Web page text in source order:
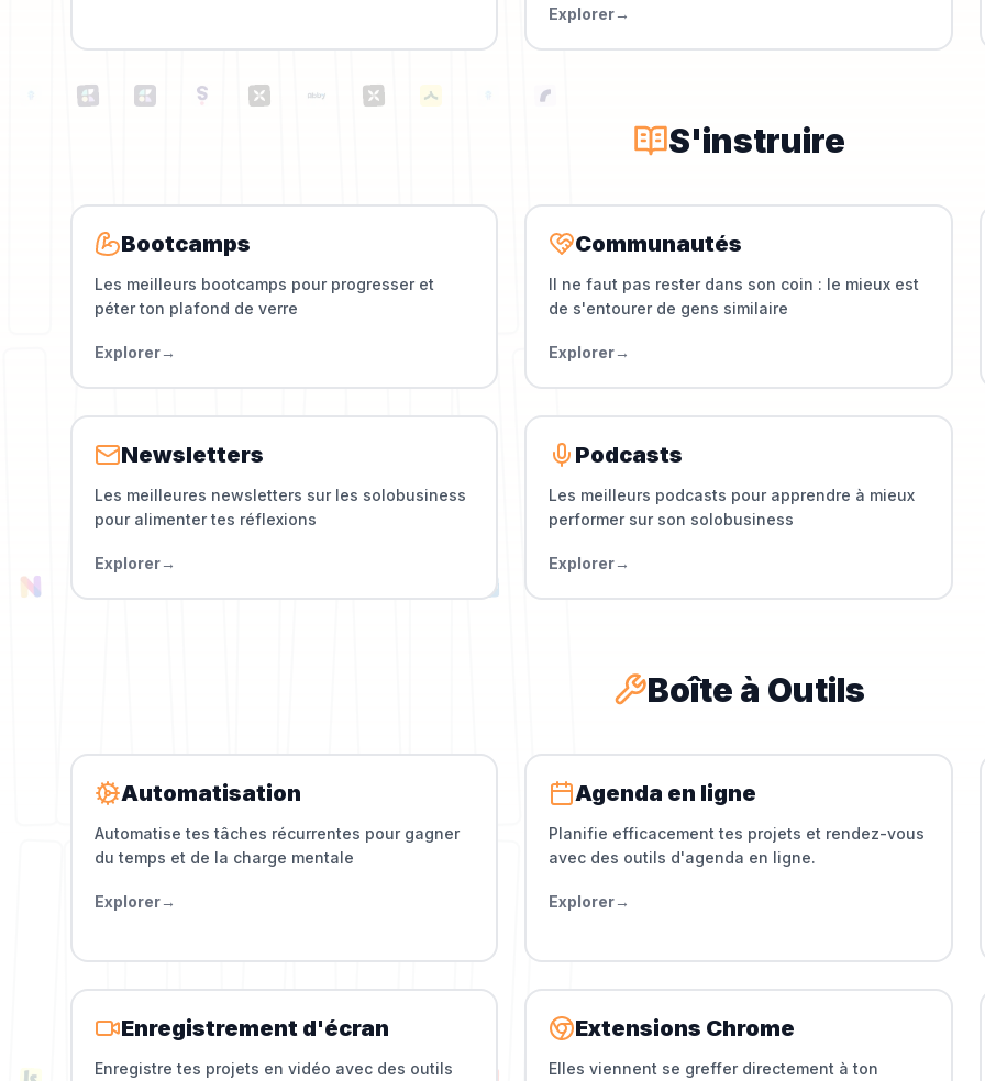
Explorer→
S'instruire
Bootcamps
Les meilleurs bootcamps pour progresser et
péter ton plafond de verre
Explorer→
Communautés
Il ne faut pas rester dans son coin : le mieux est
de s'entourer de gens similaire
Explorer→
Newsletters
Les meilleures newsletters sur les solobusiness
pour alimenter tes réflexions
Explorer→
Podcasts
Les meilleurs podcasts pour apprendre à mieux
performer sur son solobusiness
Explorer→
Boîte à Outils
Automatisation
Automatise tes tâches récurrentes pour gagner
du temps et de la charge mentale
Explorer→
Agenda en ligne
Planifie efficacement tes projets et rendez-vous
avec des outils d'agenda en ligne.
Explorer→
Enregistrement d'écran
Enregistre tes projets en vidéo avec des outils
Extensions Chrome
Elles viennent se greffer directement à ton